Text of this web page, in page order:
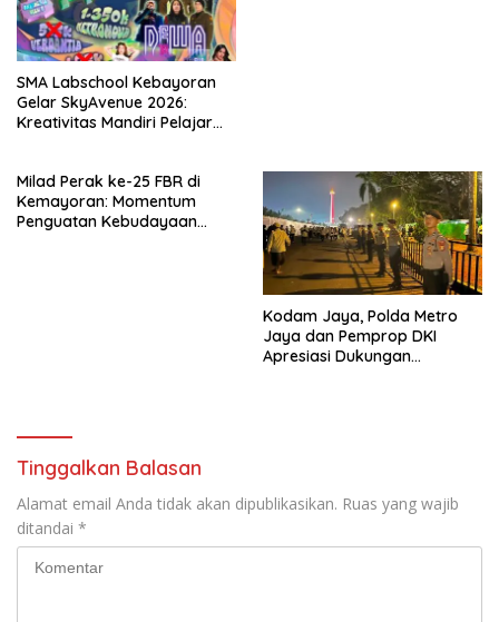
SMA Labschool Kebayoran
Gelar SkyAvenue 2026:
Kreativitas Mandiri Pelajar
Milad Perak ke-25 FBR di
Kemayoran: Momentum
Penguatan Kebudayaan
Kodam Jaya, Polda Metro
Jaya dan Pemprop DKI
Apresiasi Dukungan
Tinggalkan Balasan
Alamat email Anda tidak akan dipublikasikan. Ruas yang wajib
ditandai *